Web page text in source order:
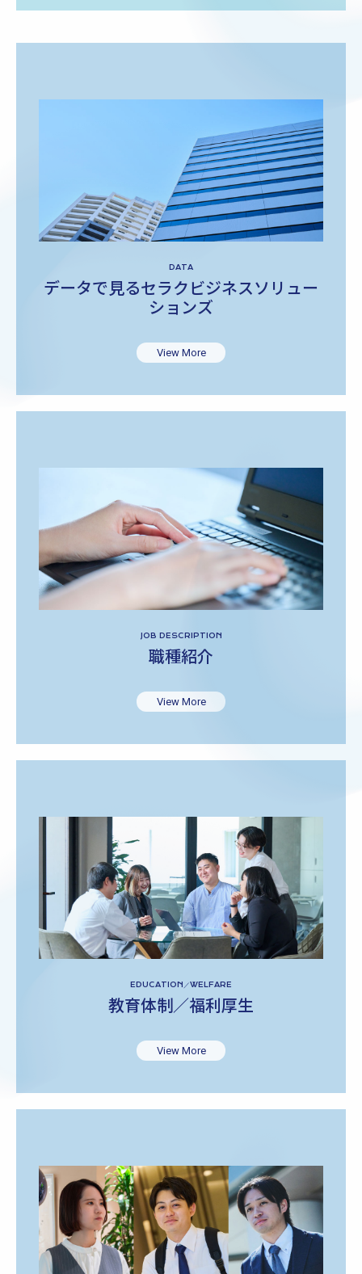
DATA
データで見るセラクビジネスソリュー
ションズ
View More
JOB DESCRIPTION
職種紹介
View More
EDUCATION／WELFARE
教育体制／福利厚生
View More